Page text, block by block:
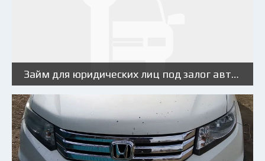
Займ для юридических лиц под залог автомобиля, ПТС